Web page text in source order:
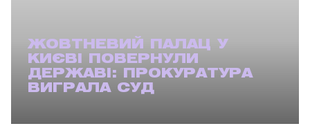
ЖОВТНЕВИЙ ПАЛАЦ У
КИЄВІ ПОВЕРНУЛИ
ДЕРЖАВІ: ПРОКУРАТУРА
ВИГРАЛА СУД